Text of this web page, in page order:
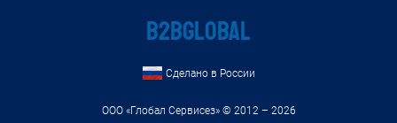
B2BGLOBAL
Сделано в России
ООО «Глобал Сервисез» © 2012 – 2026